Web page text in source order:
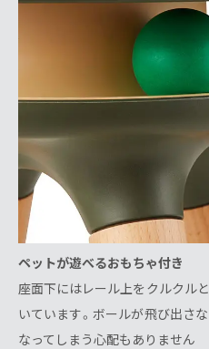
ペットが遊べるおもちゃ付き
座面下にはレール上をクルクル
いています。ボールが飛び出さ
なってしまう心配もありません